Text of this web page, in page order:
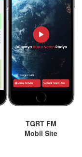
TGRT FM
Mobil Site